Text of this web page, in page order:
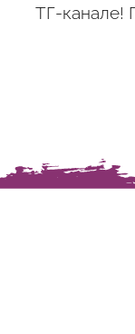
ТГ-канале!